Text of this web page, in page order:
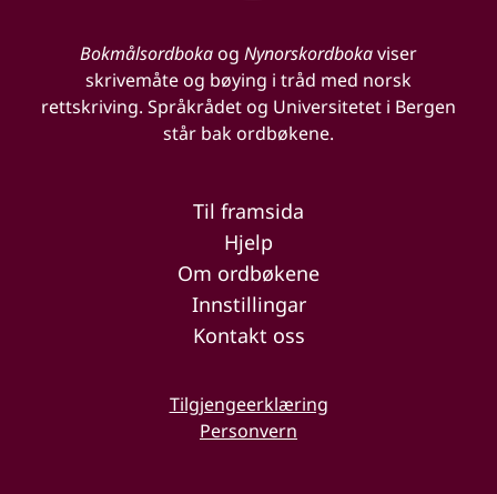
Bokmålsordbokaog Nynorskordbokaviser
skrivemåte og bøying i tråd med norsk
rettskriving. Språkrådet og Universitetet i Bergen
står bak ordbøkene.
Til framsida
Hjelp
Om ordbøkene
Innstillingar
Kontakt oss
Tilgjengeerklæring
Personvern